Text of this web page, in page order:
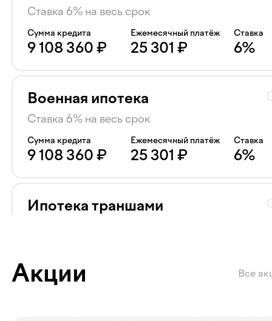
Ставка 6% на весь срок
Сумма кредита
9 108 360 ₽
Ежемесячный платёж
25 301 ₽
Ставка
6%
Военная ипотека
Ставка 6% на весь срок
Сумма кредита
9 108 360 ₽
Ежемесячный платёж
25 301 ₽
Ставка
6%
Ипотека траншами
Все
Акции